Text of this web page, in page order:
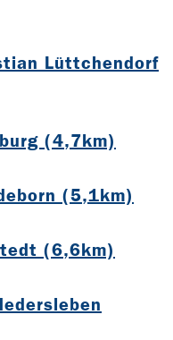
Lüttchendorf
(4,7km)
(5,1km)
(6,6km)